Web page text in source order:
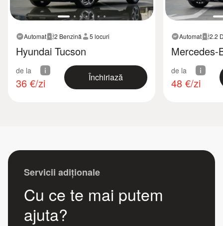
Automat 2 Benzină 5 locuri
Hyundai Tucson
de la
36 €/zi Închiriază
Automat 2.2
Mercedes-
de la
48 €/zi
Servicii adiționale
Cu ce te mai putem
ajuta?